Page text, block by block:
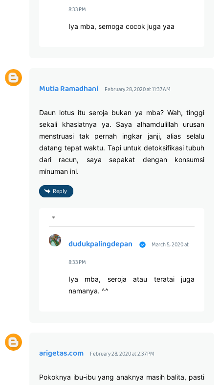
8:33 PM
Iya mba, semoga cocok juga yaa
Mutia Ramadhani February 28, 2020 at 11:37 AM
Daun lotus itu seroja bukan ya mba? Wah, tinggi
sekali khasiatnya ya. Saya alhamdulillah urusan
menstruasi tak pernah ingkar janji, alias selalu
datang tepat waktu. Tapi untuk detoksifikasi tubuh
dari racun, saya sepakat dengan konsumsi
minuman ini.
Reply
dudukpalingdepan
March 5, 2020 at
8:33 PM
Iya mba, seroja atau teratai juga
namanya. ^^
arigetas.com February 28, 2020 at 2:37 PM
Pokoknya ibu-ibu yang anaknya masih balita, pasti